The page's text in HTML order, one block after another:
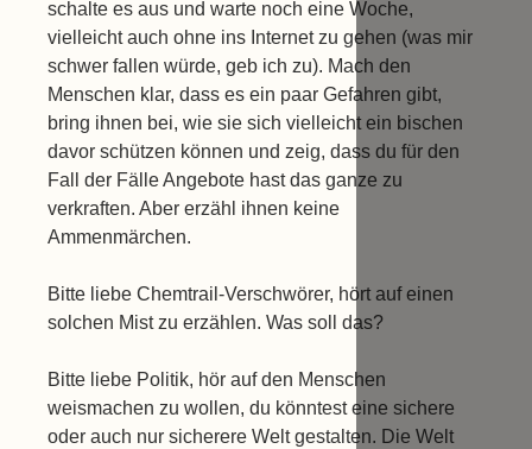
schalte es aus und warte noch eine Woche,
vielleicht auch ohne ins Internet zu gehen (was mir
schwer fallen würde, geb ich zu). Mach den
Menschen klar, dass es ein paar Gefahren gibt,
bring ihnen bei, wie sie sich vielleicht ein bischen
davor schützen können und zeig, dass du für den
Fall der Fälle Angebote hast das ganze zu
verkraften. Aber erzähl ihnen keine
Ammenmärchen.
Bitte liebe Chemtrail-Verschwörer, hört auf einen
solchen Mist zu erzählen. Was soll das?
Bitte liebe Politik, hör auf den Menschen
weismachen zu wollen, du könntest eine sichere
oder auch nur sicherere Welt gestalten. Die Welt